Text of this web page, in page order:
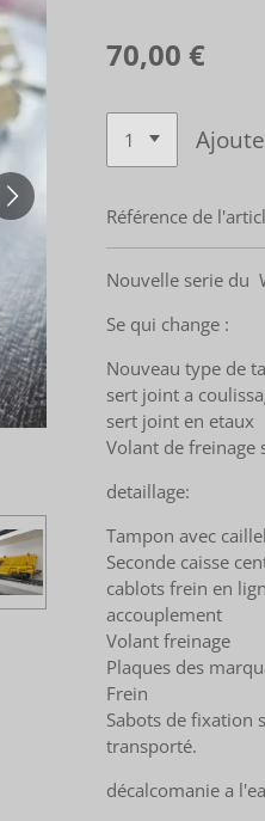
70,00 €
Référence de
Nouvelle serie du
Se qui change :
Nouveau type de
sert joint a
sert joint en etaux
Volant de freinage
detaillage:
Tampon avec
Seconde caisse
cablots frein en
accouplement
Volant freinage
Plaques des
Frein
Sabots de fixation
transporté.
décalcomanie a